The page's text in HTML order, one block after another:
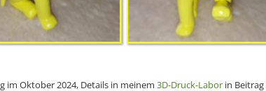
im Oktober 2024, Details in meinem 3D-Druck-Labor in Beitrag